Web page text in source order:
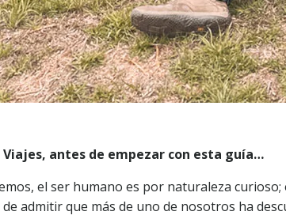
antes de empezar con esta guía…
el ser humano es por naturaleza
de admitir que más de uno de nosotros ha